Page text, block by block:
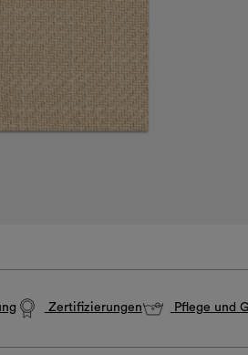
Zertifizierungen Pflege und